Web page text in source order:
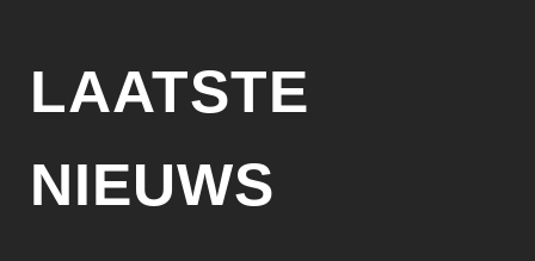
LAATSTE
NIEUWS